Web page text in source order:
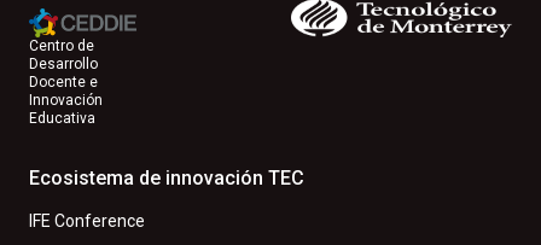
Centro de
Desarrollo
Docente e
Innovación
Educativa
Ecosistema de innovación TEC
IFE Conference